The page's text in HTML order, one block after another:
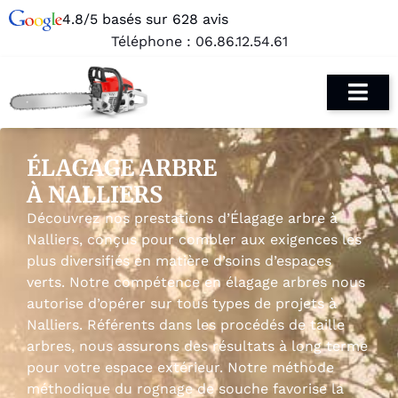
4.8/5 basés sur 628 avis
Téléphone : 06.86.12.54.61
ÉLAGAGE ARBRE
À NALLIERS
Découvrez nos prestations d’Élagage arbre à
Nalliers, conçus pour combler aux exigences les
plus diversifiés en matière d’soins d’espaces
verts. Notre compétence en élagage arbres nous
autorise d’opérer sur tous types de projets à
Nalliers. Référents dans les procédés de taille
arbres, nous assurons des résultats à long terme
pour votre espace extérieur. Notre méthode
méthodique du rognage de souche favorise la